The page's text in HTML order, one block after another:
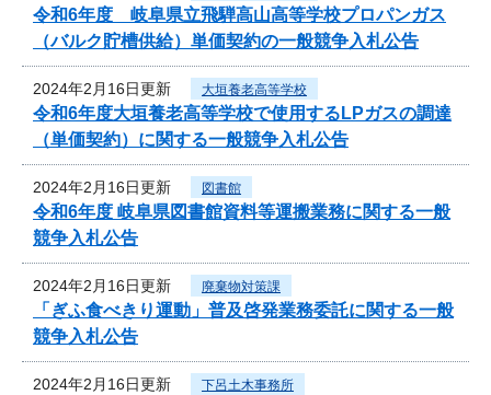
令和6年度 岐阜県立飛騨高山高等学校プロパンガス
（バルク貯槽供給）単価契約の一般競争入札公告
2024年2月16日更新 大垣養老高等学校
令和6年度大垣養老高等学校で使用するLPガスの調達
（単価契約）に関する一般競争入札公告
2024年2月16日更新 図書館
令和6年度 岐阜県図書館資料等運搬業務に関する一般
競争入札公告
2024年2月16日更新 廃棄物対策課
「ぎふ食べきり運動」普及啓発業務委託に関する一般
競争入札公告
2024年2月16日更新 下呂土木事務所